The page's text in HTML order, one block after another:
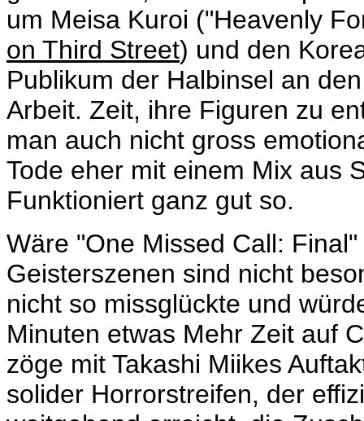
um Meisa Kuroi ("Heavenly
on Third Street) und den
Publikum der Halbinsel an
Arbeit. Zeit, ihre Figuren zu
man auch nicht gross
Tode eher mit einem Mix aus
Funktioniert ganz gut so.
Wäre "One Missed Call:
Geisterszenen sind nicht
nicht so missglückte und
Minuten etwas Mehr Zeit auf
zöge mit Takashi Miikes
solider Horrorstreifen, der